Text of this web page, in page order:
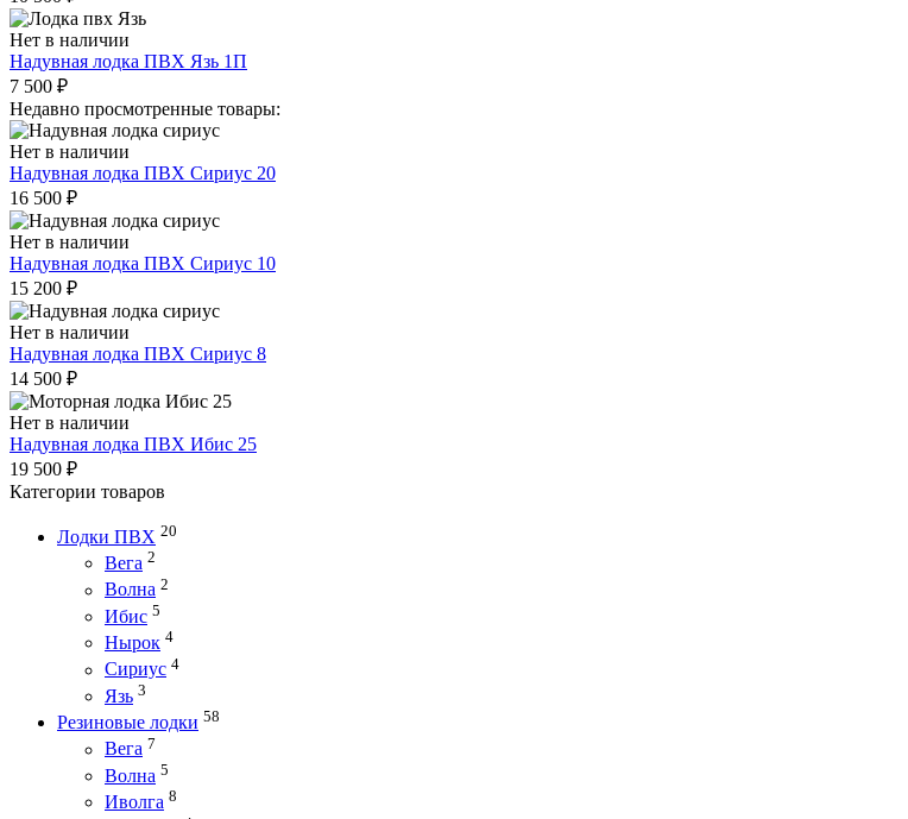
Нет в наличии
Надувная лодка ПВХ Язь 1П
7 500 ₽
Недавно просмотренные товары:
Нет в наличии
Надувная лодка ПВХ Сириус 20
16 500 ₽
Нет в наличии
Надувная лодка ПВХ Сириус 10
15 200 ₽
Нет в наличии
Надувная лодка ПВХ Сириус 8
14 500 ₽
Нет в наличии
Надувная лодка ПВХ Ибис 25
19 500 ₽
Категории товаров
Лодки ПВХ 20
Вега 2
Волна 2
Ибис 5
Нырок 4
Сириус 4
Язь 3
Резиновые лодки 58
Вега 7
Волна 5
Иволга 8